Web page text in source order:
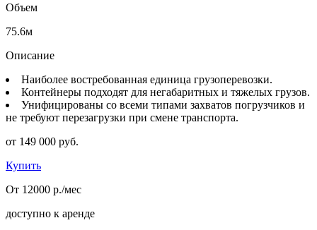
Объем
75.6м
Описание
Наиболее востребованная единица грузоперевозки.
Контейнеры подходят для негабаритных и тяжелых грузов.
Унифицированы со всеми типами захватов погрузчиков и
не требуют перезагрузки при смене транспорта.
от 149 000 руб.
Купить
От 12000 р./мес
доступно к аренде